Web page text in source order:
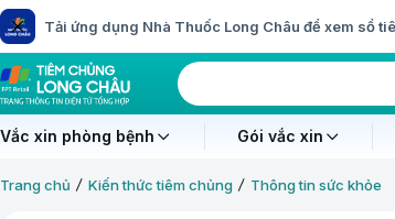
Tải ứng dụng Nhà Thuốc Long Châu để xem sổ
Vắc xin phòng bệnh Gói vắc xin
Trang chủ Kiến thức tiêm chủng Thông tin sức khỏe